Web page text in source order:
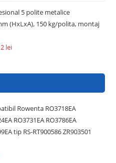
5 polite metalice
(HxLxA), 150 kg/polita, montaj
lei
Rowenta RO3718EA
RO3731EA RO3786EA
tip RS-RT900586 ZR903501